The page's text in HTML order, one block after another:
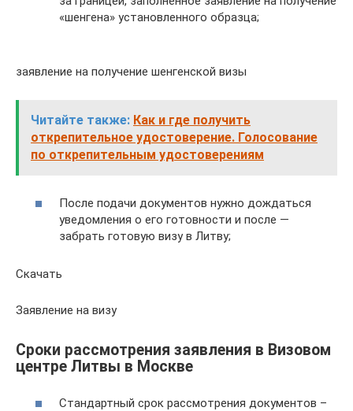
«шенгена» установленного образца;
заявление на получение шенгенской визы
Читайте также: Как и где получить
открепительное удостоверение. Голосование
по открепительным удостоверениям
После подачи документов нужно дождаться
уведомления о его готовности и после —
забрать готовую визу в Литву;
Скачать
Заявление на визу
Сроки рассмотрения заявления в Визовом
центре Литвы в Москве
Стандартный срок рассмотрения документов –